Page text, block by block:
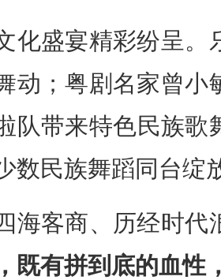
化盛宴精彩纷呈。
动；粤剧名家曾小
队带来特色民族
数民族舞蹈同台绽
海客商、历经时
既有拼到底的血性